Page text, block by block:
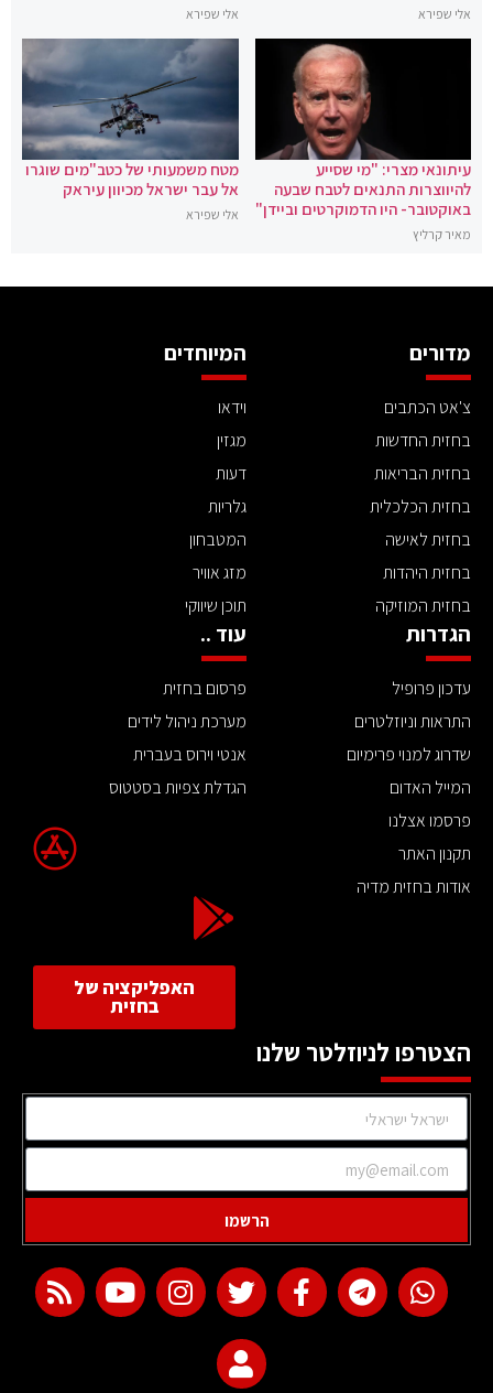
אלי שפירא אלי שפירא
עיתונאי מצרי: "מי שסייע
להיווצרות התנאים לטבח שבעה
באוקטובר- היו הדמוקרטים וביידן"
מאיר קרליץ
מטח משמעותי של כטב"מים שוגרו
אל עבר ישראל מכיוון עיראק
אלי שפירא
מדורים
צ'אט הכתבים
בחזית החדשות
בחזית הבריאות
בחזית הכלכלית
בחזית לאישה
בחזית היהדות
בחזית המוזיקה
המיוחדים
וידאו
מגזין
דעות
גלריות
המטבחון
מזג אוויר
תוכן שיווקי
הגדרות
עדכון פרופיל
התראות וניוזלטרים
שדרוג למנוי פרימיום
המייל האדום
פרסמו אצלנו
תקנון האתר
אודות בחזית מדיה
עוד ..
פרסום בחזית
מערכת ניהול לידים
אנטי וירוס בעברית
הגדלת צפיות בסטטוס
האפליקציה של
בחזית
הצטרפו לניוזלטר שלנו
הרשמו